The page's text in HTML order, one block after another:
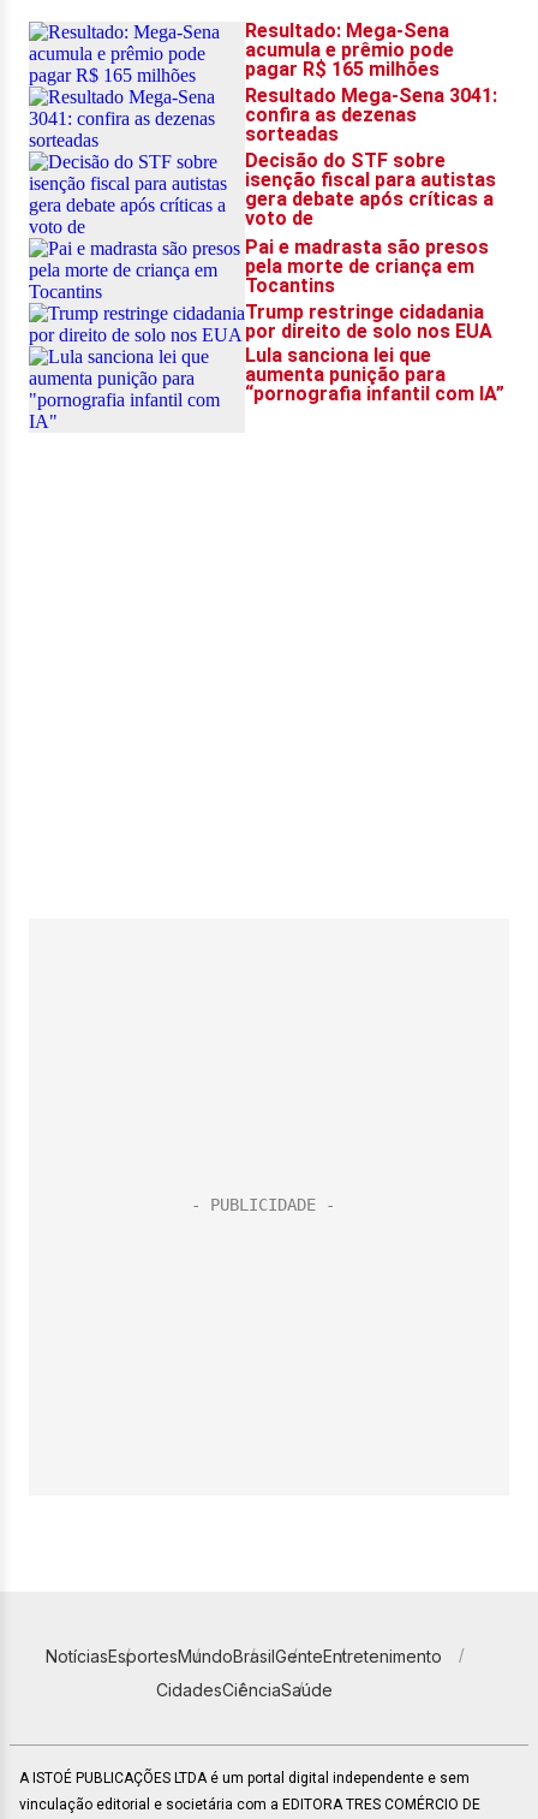
NotíciasEsportesMundoBrasilGenteEntretenimento
CidadesCiênciaSaúde
A ISTOÉ PUBLICAÇÕES LTDA é um portal digital independente e sem
vinculação editorial e societária com a EDITORA TRES COMÉRCIO DE